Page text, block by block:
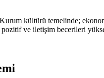
kültürü temelinde;
ve iletişim becerileri